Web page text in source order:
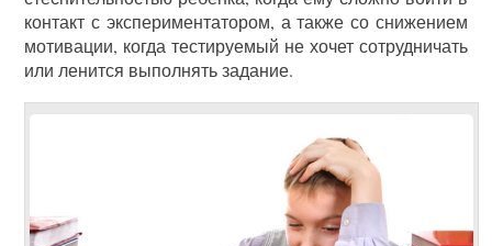
контакт с экспериментатором, а также со снижением
мотивации, когда тестируемый не хочет сотрудничать
или ленится выполнять задание.